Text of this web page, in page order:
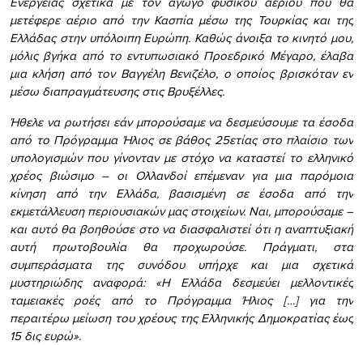
μετέφερε αέριο από την Κασπία μέσω της Τουρκίας και της
Ελλάδας στην υπόλοιπη Ευρώπη. Καθώς άνοιξα το κινητό μου,
μόλις βγήκα από το εντυπωσιακό Προεδρικό Μέγαρο, έλαβα
μια κλήση από τον Βαγγέλη Βενιζέλο, ο οποίος βρισκόταν εν
μέσω διαπραγμάτευσης στις Βρυξέλλες.
Ήθελε να ρωτήσει εάν μπορούσαμε να δεσμεύσουμε τα έσοδα
από το Πρόγραμμα Ήλιος σε βάθος 25ετίας στο πλαίσιο των
υπολογισμών που γίνονταν με στόχο να καταστεί το ελληνικό
χρέος βιώσιμο – οι Ολλανδοί επέμεναν για μια παρόμοια
κίνηση από την Ελλάδα, βασισμένη σε έσοδα από την
εκμετάλλευση περιουσιακών μας στοιχείων. Ναι, μπορούσαμε –
και αυτό θα βοηθούσε στο να διασφαλιστεί ότι η αναπτυξιακή
αυτή πρωτοβουλία θα προχωρούσε. Πράγματι, στα
συμπεράσματα της συνόδου υπήρχε και μια σχετικά
μυστηριώδης αναφορά: «Η Ελλάδα δεσμεύει μελλοντικές
ταμειακές ροές από το Πρόγραμμα Ήλιος […] για την
περαιτέρω μείωση του χρέους της Ελληνικής Δημοκρατίας έως
15 δις ευρώ».